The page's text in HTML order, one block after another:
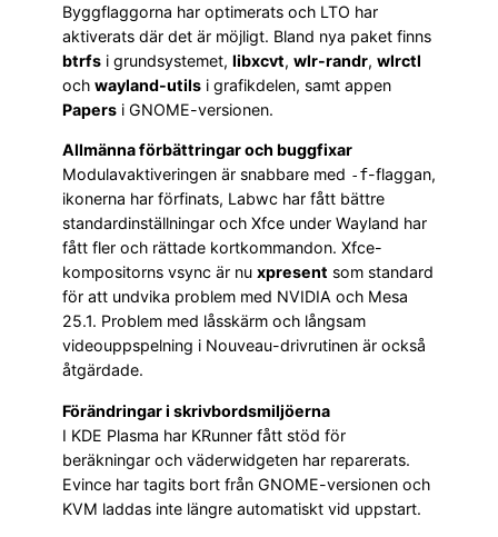
Byggflaggorna har optimerats och LTO har
aktiverats där det är möjligt. Bland nya paket finns
btrfs i grundsystemet, libxcvt, wlr-randr, wlrctl
och wayland-utils i grafikdelen, samt appen
Papers i GNOME-versionen.
Allmänna förbättringar och buggfixar
Modulavaktiveringen är snabbare med -f-flaggan,
ikonerna har förfinats, Labwc har fått bättre
standardinställningar och Xfce under Wayland har
fått fler och rättade kortkommandon. Xfce-
kompositorns vsync är nu xpresent som standard
för att undvika problem med NVIDIA och Mesa
25.1. Problem med låsskärm och långsam
videouppspelning i Nouveau-drivrutinen är också
åtgärdade.
Förändringar i skrivbordsmiljöerna
I KDE Plasma har KRunner fått stöd för
beräkningar och väderwidgeten har reparerats.
Evince har tagits bort från GNOME-versionen och
KVM laddas inte längre automatiskt vid uppstart.